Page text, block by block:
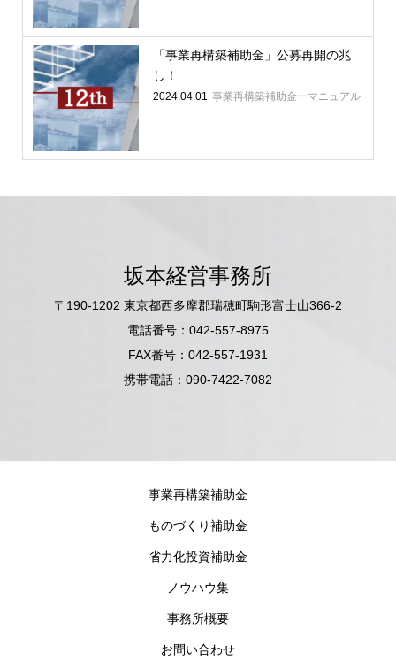
「事業再構築補助金」公募再開の兆
し！
2024.04.01 事業再構築補助金ーマニュアル
坂本経営事務所
〒190-1202 東京都西多摩郡瑞穂町駒形富士山366-2
電話番号：042-557-8975
FAX番号：042-557-1931
携帯電話：090-7422-7082
事業再構築補助金
ものづくり補助金
省力化投資補助金
ノウハウ集
事務所概要
お問い合わせ